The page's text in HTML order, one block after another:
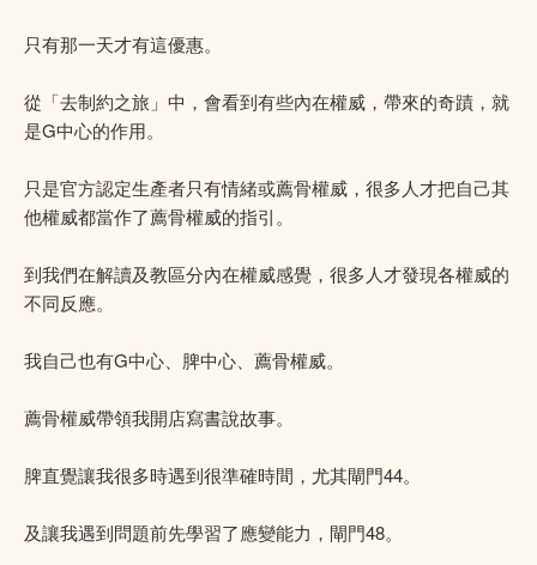
只有那一天才有這優惠。
從「去制約之旅」中，會看到有些內在權威，帶來的奇蹟，就
是G中心的作用。
只是官方認定生產者只有情緒或薦骨權威，很多人才把自己其
他權威都當作了薦骨權威的指引。
到我們在解讀及教區分內在權威感覺，很多人才發現各權威的
不同反應。
我自己也有G中心、脾中心、薦骨權威。
薦骨權威帶領我開店寫書說故事。
脾直覺讓我很多時遇到很準確時間，尤其閘門44。
及讓我遇到問題前先學習了應變能力，閘門48。